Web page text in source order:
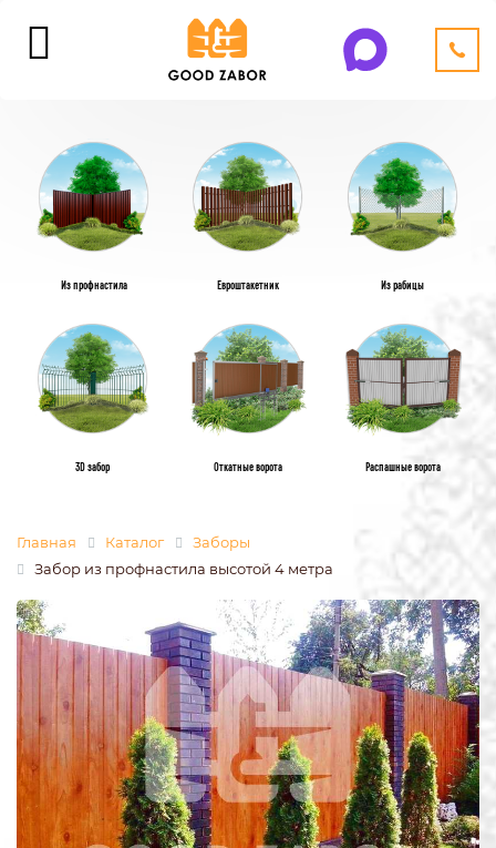
Из профнастила Евроштакетник Из рабицы
3D забор Откатные ворота Распашные ворота
Главная Каталог
Заборы
Забор из профнастила высотой 4 метра